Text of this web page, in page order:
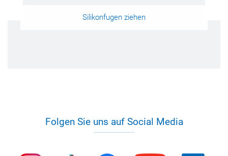
Silikonfugen ziehen
Folgen Sie uns auf Social Media